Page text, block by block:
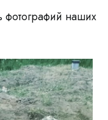
фотографий наших